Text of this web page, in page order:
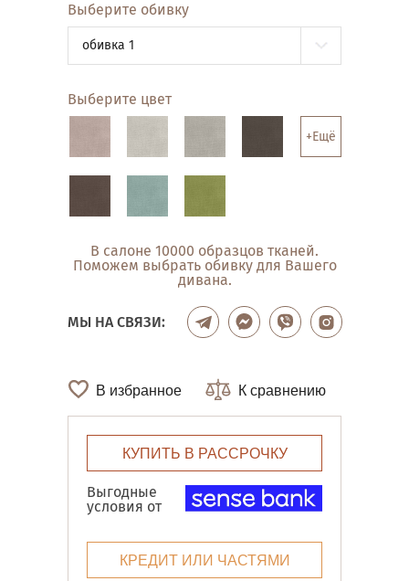
Выберите обивку
обивка 1
Выберите цвет
+Ещё
В салоне 10000 образцов тканей.
Поможем выбрать обивку для Вашего
дивана.
МЫ НА СВЯЗИ:
В избранное К сравнению
КУПИТЬ В РАССРОЧКУ
Выгодные
условия от
КРЕДИТ ИЛИ ЧАСТЯМИ